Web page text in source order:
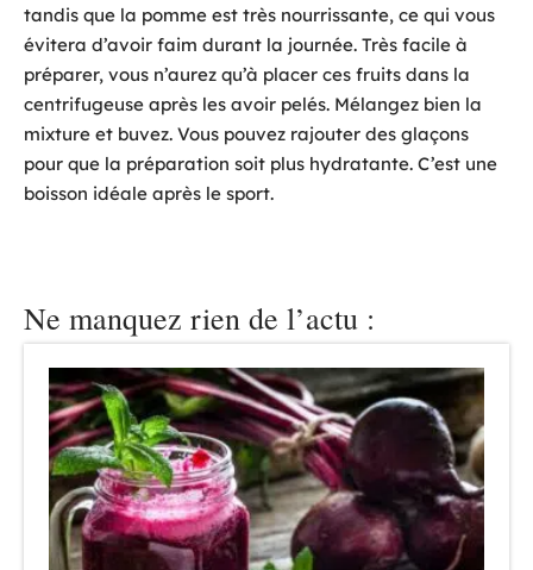
tandis que la pomme est très nourrissante, ce qui vous
évitera d’avoir faim durant la journée. Très facile à
préparer, vous n’aurez qu’à placer ces fruits dans la
centrifugeuse après les avoir pelés. Mélangez bien la
mixture et buvez. Vous pouvez rajouter des glaçons
pour que la préparation soit plus hydratante. C’est une
boisson idéale après le sport.
Ne manquez rien de l’actu :